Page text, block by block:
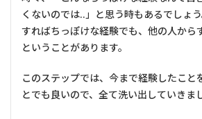
くないのでは..」と思う時もあるでしょ
すればちっぽけな経験でも、他の人から
ということがあります。
このステップでは、今まで経験したこと
とでも良いので、全て洗い出していきま